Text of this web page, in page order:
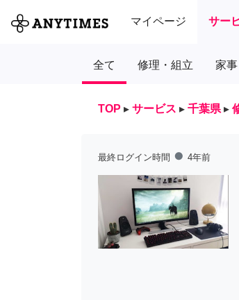
マイページ サー
全て 修理・組立 家事
TOP ▸ サービス ▸ 千葉県 ▸
最終ログイン時間 fiber_manual_record 4年前